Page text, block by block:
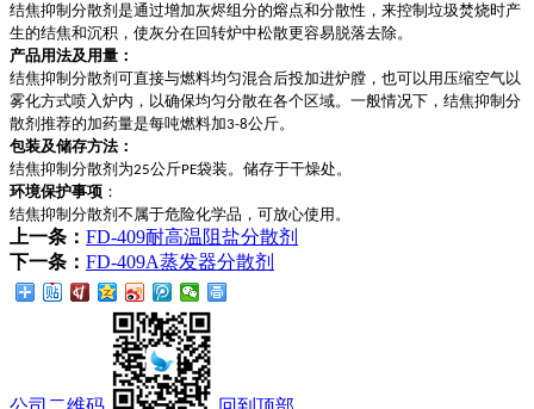
结焦抑制分散剂是通过增加灰烬组分的熔点和分散性，来控制垃圾焚烧时产
生的结焦和沉积，使灰分在回转炉中松散更容易脱落去除。
产品用法及用量：
结焦抑制分散剂可直接与燃料均匀混合后投加进炉膛，也可以用压缩空气以
雾化方式喷入炉内，以确保均匀分散在各个区域。一般情况下，结焦抑制分
散剂推荐的加药量是每吨燃料加3-8公斤。
包装及储存方法：
结焦抑制分散剂为25公斤PE袋装。储存于干燥处。
环境保护事项 ：
结焦抑制分散剂不属于危险化学品，可放心使用。
上一条： FD-409耐高温阻盐分散剂
下一条： FD-409A蒸发器分散剂